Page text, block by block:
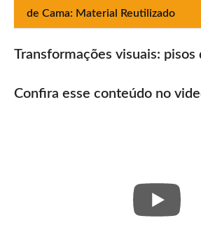
de Cama: Material Reutilizado
Transformações visuais: pisos
Confira esse conteúdo no